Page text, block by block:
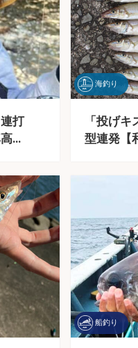
打
高…
海釣り
「投げ
型連発【
船釣り